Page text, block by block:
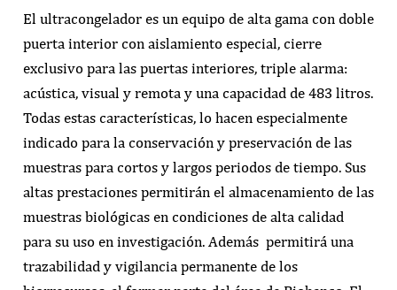
El ultracongelador es un equipo de alta gama con doble
puerta interior con aislamiento especial, cierre
exclusivo para las puertas interiores, triple alarma:
acústica, visual y remota y una capacidad de 483 litros.
Todas estas características, lo hacen especialmente
indicado para la conservación y preservación de las
muestras para cortos y largos periodos de tiempo. Sus
altas prestaciones permitirán el almacenamiento de las
muestras biológicas en condiciones de alta calidad
para su uso en investigación. Además permitirá una
trazabilidad y vigilancia permanente de los